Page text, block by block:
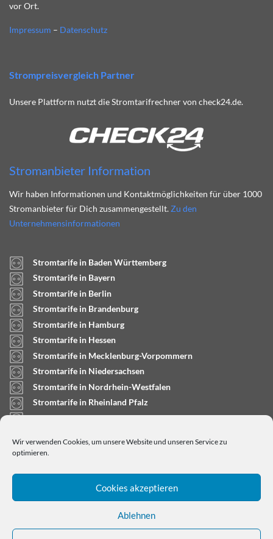
Wir verwenden Cookies, um unsere Website und unseren Service zu
optimieren.
Cookies akzeptieren
Ablehnen
vor Ort.
Impressum – Datenschutz
Strompreisvergleich Partner
Unsere Plattform nutzt die Stromtarifrechner von check24.de.
Stromanbieter Information
Wir haben Informationen und Kontaktmöglichkeiten für über 1000
Stromanbieter für Dich zusammengestellt. Zu den
Unternehmensinformationen
Stromtarife in Baden Württemberg
Stromtarife in Bayern
Stromtarife in Berlin
Stromtarife in Brandenburg
Stromtarife in Hamburg
Stromtarife in Hessen
Stromtarife in Mecklenburg-Vorpommern
Stromtarife in Niedersachsen
Stromtarife in Nordrhein-Westfalen
Stromtarife in Rheinland Pfalz
Stromtarife in Saarland
Stromtarife in Schleswig-Holstein